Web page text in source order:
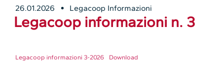
26.01.2026 Legacoop Informazioni
Legacoop informazioni n. 3
Legacoop informazioni 3-2026 Download